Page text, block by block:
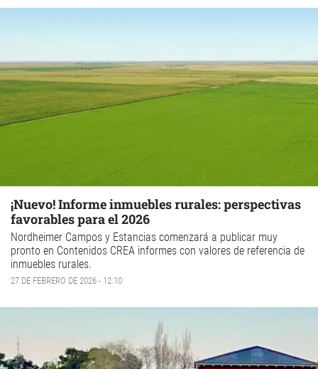
¡Nuevo! Informe inmuebles rurales: perspectivas
favorables para el 2026
Nordheimer Campos y Estancias comenzará a publicar muy
pronto en Contenidos CREA informes con valores de referencia de
inmuebles rurales.
27 DE FEBRERO DE 2026 - 12:10